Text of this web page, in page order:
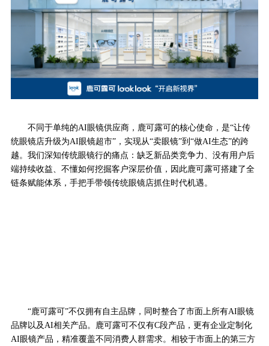
不同于单纯的AI眼镜供应商，鹿可露可的核心使命，是“让传
统眼镜店升级为AI眼镜超市”，实现从“卖眼镜”到“做AI生态”的跨
越。我们深知传统眼镜行的痛点：缺乏新品类竞争力、没有用户后
端持续收益、不懂如何挖掘客户深层价值，因此鹿可露可搭建了全
链条赋能体系，手把手带领传统眼镜店抓住时代机遇。
“鹿可露可”不仅拥有自主品牌，同时整合了市面上所有AI眼镜
品牌以及AI相关产品。鹿可露可不仅有C段产品，更有企业定制化
AI眼镜产品，精准覆盖不同消费人群需求。相较于市面上的第三方